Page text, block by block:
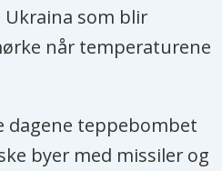
som blir
når temperaturene
dagene teppebombet
byer med missiler og